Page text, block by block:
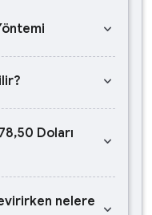
keyboard_arrow_down
keyboard_arrow_down
Doları
keyboard_arrow_down
nelere keyboard_arrow_down